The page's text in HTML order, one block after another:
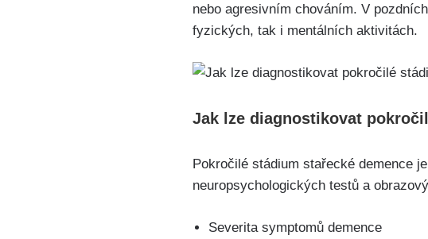
nebo agresivním chováním. V
fyzických, tak i mentálních aktivitách.
Jak lze diagnostikovat
Pokročilé stádium stařecké demence
neuropsychologických testů a
Severita symptomů demence